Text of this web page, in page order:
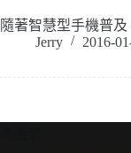
隨著智慧型手機普
Jerry
2016-